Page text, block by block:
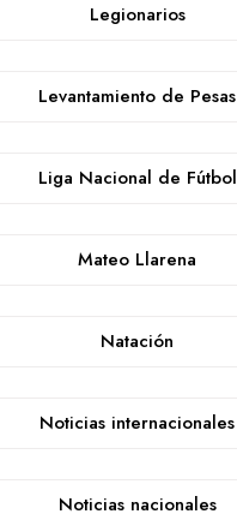
Legionarios
Levantamiento de Pesas
Liga Nacional de Fútbol
Mateo Llarena
Natación
Noticias internacionales
Noticias nacionales